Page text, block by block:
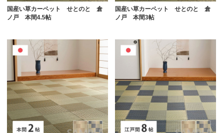
国産い草カーペット せとのと 倉
ノ戸 本間4.5帖
国産い草カーペット せとのと 倉
ノ戸 本間3帖